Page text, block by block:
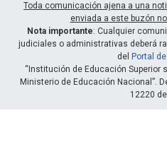
Toda comunicación ajena a una
enviada a este buzón
Nota importante: Cualquier
judiciales o administrativas deberá
del Portal de
“Institución de Educación Superior
Ministerio de Educación Nacional”.
12220